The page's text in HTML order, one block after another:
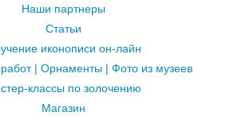
Наши партнеры
Статьи
иконописи он-лайн
| Орнаменты | Фото из музеев
классы по золочению
Магазин